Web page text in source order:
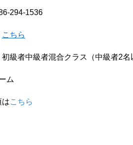
294-1536
こちら
者中級者混合クラス（中級者2名
ム
こちら